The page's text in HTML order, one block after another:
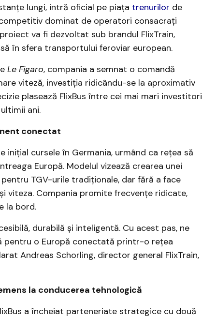
lungi, intră oficial pe piața trenurilor de
dominat de operatori consacrați
va fi dezvoltat sub brandul FlixTrain,
în sfera transportului feroviar european.
Le Figaro, compania a semnat o comandă
viteză, investiția ridicându-se la aproximativ
plasează FlixBus între cei mai mari investitori
ani.
conectat
inițial cursele în Germania, urmând ca rețea să
Europă. Modelul vizează crearea unei
TGV-urile tradiționale, dar fără a face
viteza. Compania promite frecvențe ridicate,
la bord.
durabilă și inteligentă. Cu acest pas, ne
pentru o Europă conectată printr-o rețea
Andreas Schorling, director general FlixTrain,
la conducerea tehnologică
a încheiat parteneriate strategice cu două